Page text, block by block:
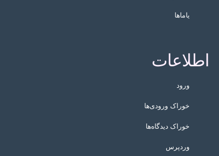
یاماها
اطلاعات
ورود
خوراک ورودی‌ها
خوراک دیدگاه‌ها
وردپرس